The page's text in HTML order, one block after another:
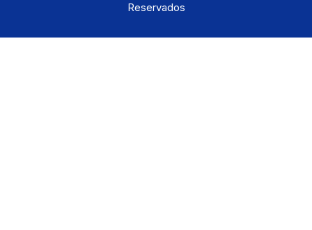
Reservados